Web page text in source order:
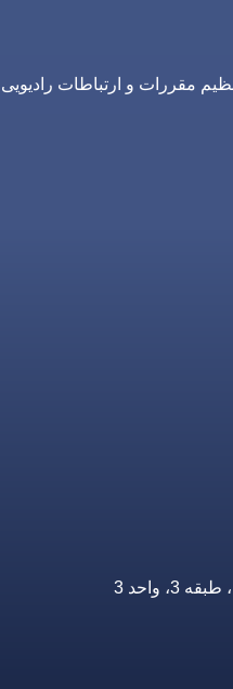
مقررات و ارتباطات رادیویی